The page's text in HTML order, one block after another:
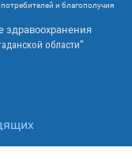
и благополучия
области"